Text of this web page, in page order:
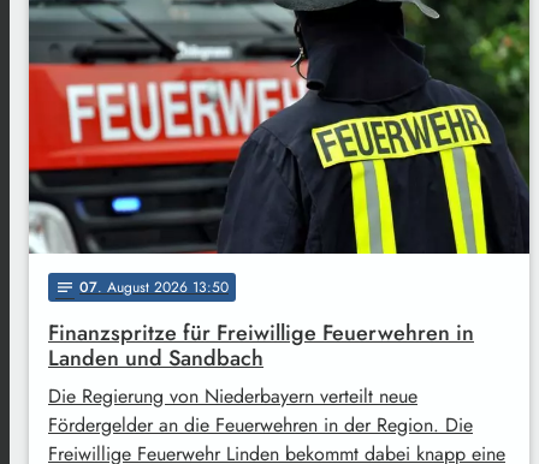
notes 07. August 2026 13:50
Finanzspritze für Freiwillige Feuerwehren in
Landen und Sandbach
Die Regierung von Niederbayern verteilt neue
Fördergelder an die Feuerwehren in der Region. Die
Freiwillige Feuerwehr Linden bekommt dabei knapp eine